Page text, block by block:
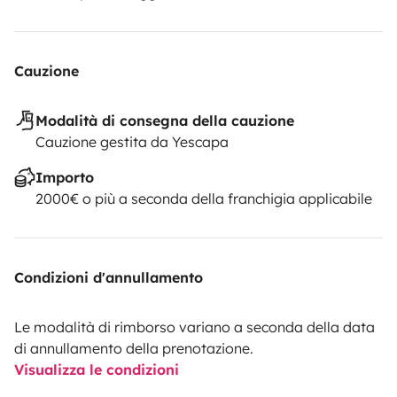
et répondez à l'appel de l'aventure !Ps : Place de
votre véhicule pendant la durée de la location 7 euros
par jours en plein centre d'Anglet à 10 min des plages
de Biarritz, Anglet et Bidart.
Cauzione
Modalità di consegna della cauzione
Cauzione gestita da Yescapa
Importo
2000€ o più a seconda della franchigia applicabile
Condizioni d'annullamento
Le modalità di rimborso variano a seconda della data
di annullamento della prenotazione.
Visualizza le condizioni